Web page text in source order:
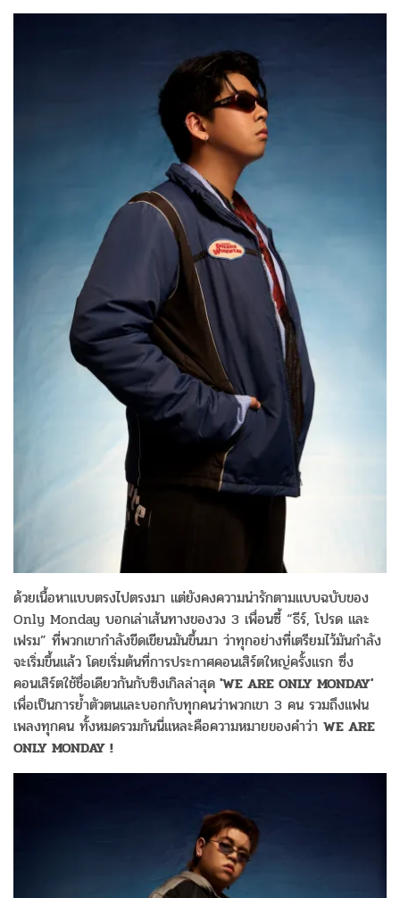
ด้วยเนื้อหาแบบตรงไปตรงมา แต่ยังคงความน่ารักตามแบบฉบับของ
Only Monday บอกเล่าเส้นทางของวง 3 เพื่อนซี้ “ธีร์, โปรด และ
เฟรม” ที่พวกเขากำลังขีดเขียนมันขึ้นมา ว่าทุกอย่างที่เตรียมไว้มันกำลัง
จะเริ่มขึ้นแล้ว โดยเริ่มต้นที่การประกาศคอนเสิร์ตใหญ่ครั้งแรก ซึ่ง
คอนเสิร์ตใช้ชื่อเดียวกันกับซิงเกิลล่าสุด 'WE ARE ONLY MONDAY'
เพื่อเป็นการย้ำตัวตนและบอกกับทุกคนว่าพวกเขา 3 คน รวมถึงแฟน
เพลงทุกคน ทั้งหมดรวมกันนี่แหละคือความหมายของคำว่า WE ARE
ONLY MONDAY !